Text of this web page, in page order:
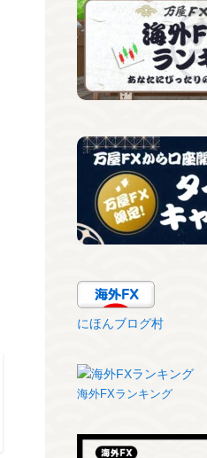
にほんブログ村
海外FXランキング